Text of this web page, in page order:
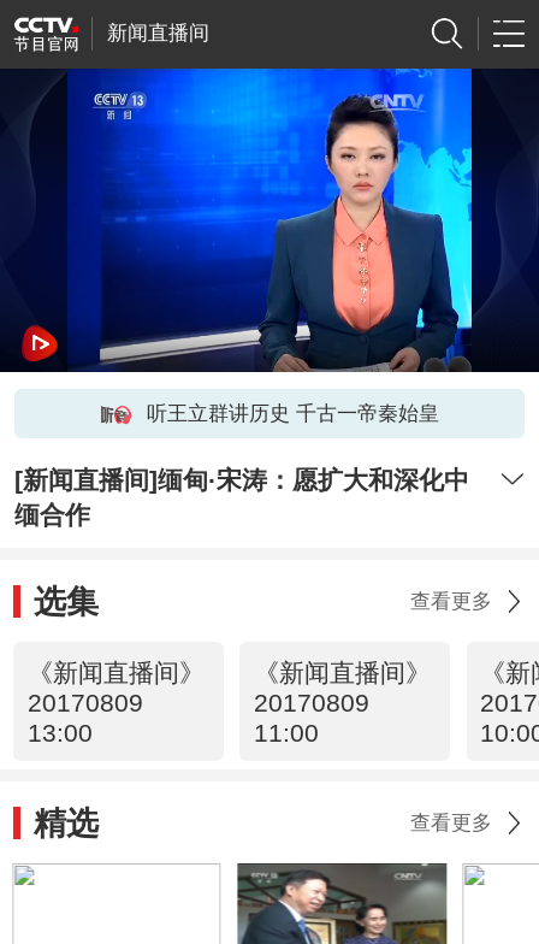
新闻直播间
听王立群讲历史 千古一帝秦始皇
[新闻直播间]缅甸·宋涛：愿扩大和深化中
缅合作
选集 查看更多
《新闻直播间》
20170809
13:00
《新闻直播间》
20170809
11:00
《
精选 查看更多